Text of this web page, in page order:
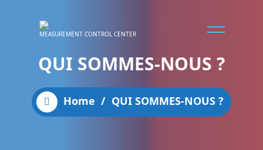
MEASUREMENT CONTROL CENTER
QUI SOMMES-NOUS ?
Home / QUI SOMMES-NOUS ?